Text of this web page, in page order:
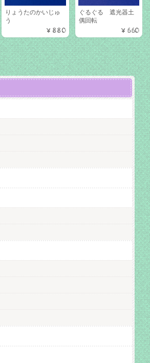
りょうたのかいじゅ
う
¥880
ぐるぐる 遮光器土
偶回転
¥660